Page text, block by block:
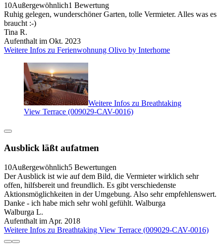
10Außergewöhnlich1 Bewertung
Ruhig gelegen, wunderschöner Garten, tolle Vermieter. Alles was es
braucht :-)
Tina R.
Aufenthalt im Okt. 2023
Weitere Infos zu Ferienwohnung Olivo by Interhome
Weitere Infos zu Breathtaking
View Terrace (009029-CAV-0016)
Ausblick läßt aufatmen
10Außergewöhnlich5 Bewertungen
Der Ausblick ist wie auf dem Bild, die Vermieter wirklich sehr
offen, hilfsbereit und freundlich. Es gibt verschiedenste
Aktionsmöglichkeiten in der Umgebung. Also sehr empfehlenswert.
Danke - ich habe mich sehr wohl gefühlt. Walburga
Walburga L.
Aufenthalt im Apr. 2018
Weitere Infos zu Breathtaking View Terrace (009029-CAV-0016)